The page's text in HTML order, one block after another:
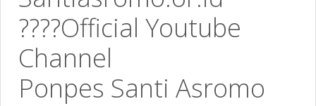
????Official Youtube
Channel
Ponpes Santi Asromo